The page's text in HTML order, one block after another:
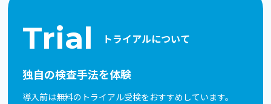
Trial トライアルについて
独自の検査手法を体験
導入前は無料のトライアル受検をおすすめしています。